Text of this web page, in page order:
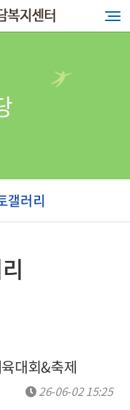
갤러리
대회&축제
26-06-02 15:25